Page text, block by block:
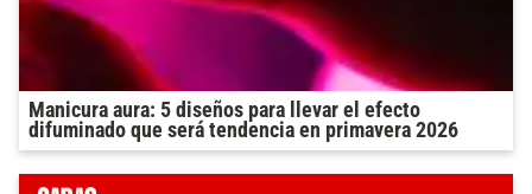
Manicura aura: 5 diseños para llevar el efecto
difuminado que será tendencia en primavera 2026